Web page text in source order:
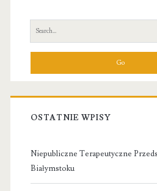
Sidebar
Search
for:
OSTATNIE WPISY
Niepubliczne Terapeutyczne
Białymstoku